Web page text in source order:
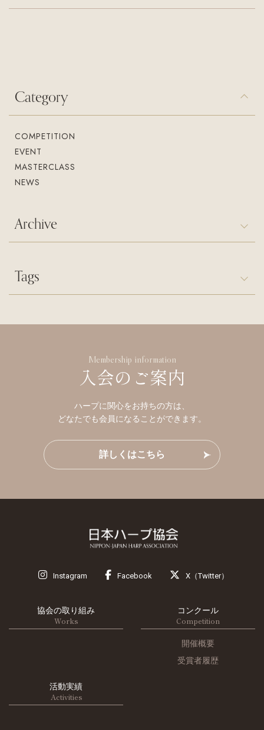
Category
COMPETITION
EVENT
MASTERCLASS
NEWS
Archive
Tags
Membership information
入会のご案内
ハープに関心をお持ちの方は、
どなたでも会員になることができます。
詳しくはこちら
Instagram Facebook X（Twitter）
協会の取り組み
Works
コンクール
Competition
開催概要
受賞者履歴
活動実績
Activities